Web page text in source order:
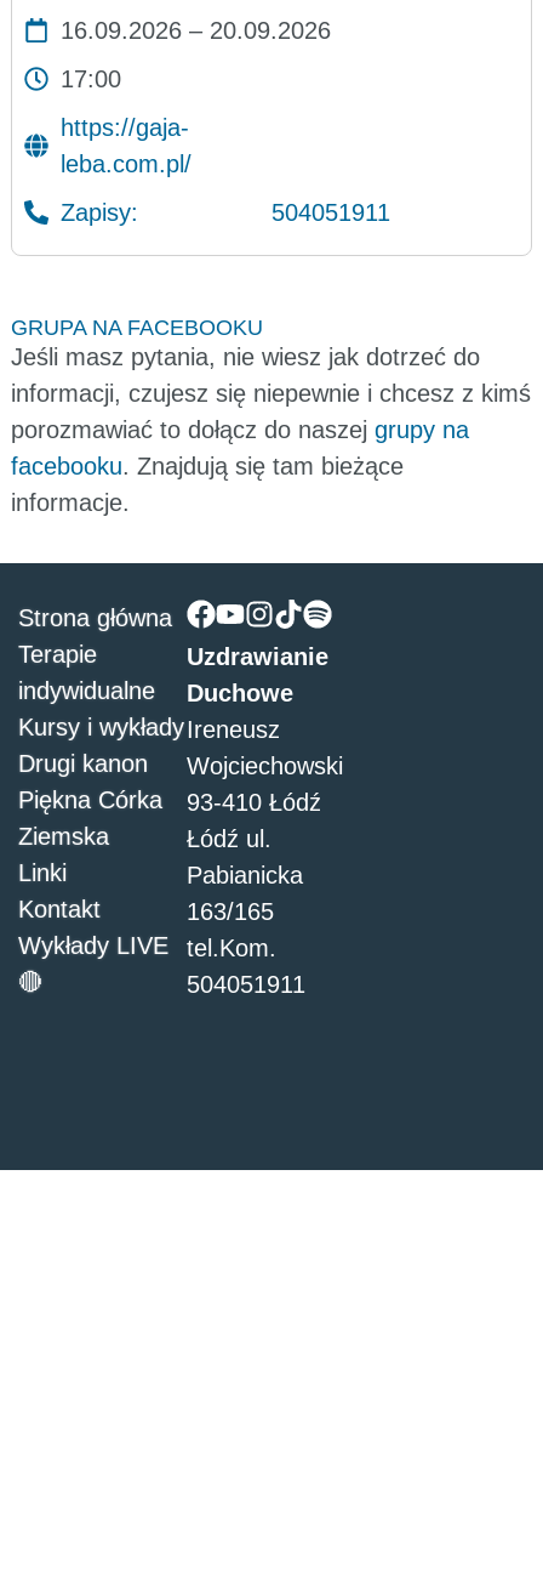
16.09.2026 – 20.09.2026
17:00
https://gaja-
leba.com.pl/
Zapisy:
504051911
GRUPA NA FACEBOOKU
Jeśli masz pytania, nie wiesz jak dotrzeć do
informacji, czujesz się niepewnie i chcesz z kimś
porozmawiać to dołącz do naszej grupy na
facebooku. Znajdują się tam bieżące
informacje.
Uzdrawianie
Duchowe
Ireneusz
Wojciechowski
93-410 Łódź
Łódź ul.
Pabianicka
163/165
tel.Kom.
504051911
Strona główna
Terapie
indywidualne
Kursy i wykłady
Drugi kanon
Piękna Córka
Ziemska
Linki
Kontakt
Wykłady LIVE
🔴